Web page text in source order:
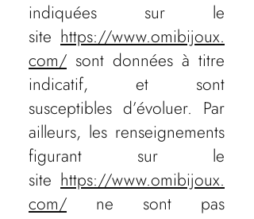
indiquées sur le
site https://www.omibijoux.
com/ sont données à titre
indicatif, et sont
susceptibles d’évoluer. Par
ailleurs, les renseignements
figurant sur le
site https://www.omibijoux.
com/ ne sont pas